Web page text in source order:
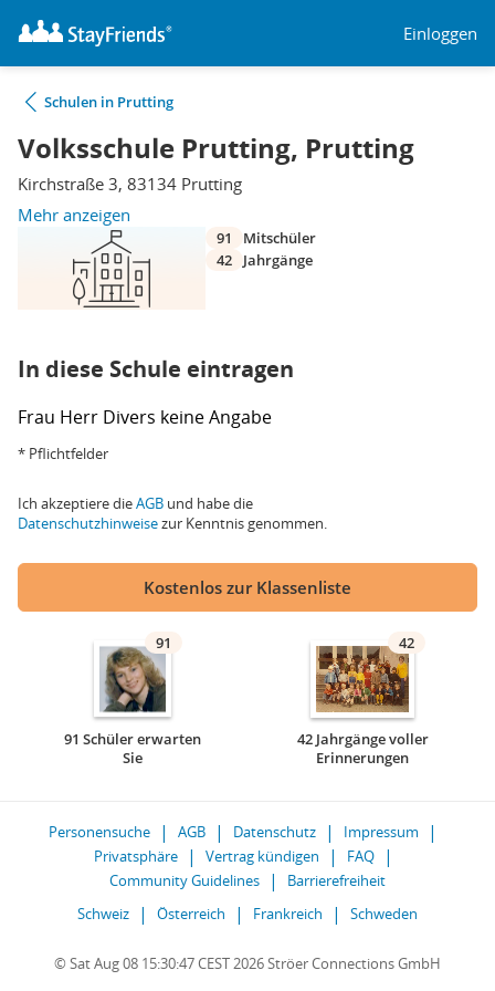
Einloggen
Schulen in Prutting
Volksschule Prutting, Prutting
Kirchstraße 3, 83134 Prutting
Mehr anzeigen
91
Mitschüler
42
Jahrgänge
In diese Schule eintragen
Frau Herr Divers keine Angabe
* Pflichtfelder
Ich akzeptiere dieAGB und habe die
Datenschutzhinweisezur Kenntnis genommen.
Kostenlos zur Klassenliste
91
91 Schüler erwarten
Sie
42
42 Jahrgänge voller
Erinnerungen
Personensuche AGB Datenschutz
Impressum
Privatsphäre
Vertrag kündigen
FAQ
Community Guidelines
Barrierefreiheit
Schweiz
Österreich Frankreich Schweden
© Sat Aug 08 15:30:47 CEST 2026 Ströer Connections GmbH